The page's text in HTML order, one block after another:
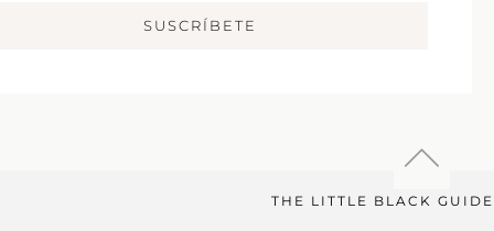
SUSCRÍBETE
THE LITTLE BLACK GUIDE